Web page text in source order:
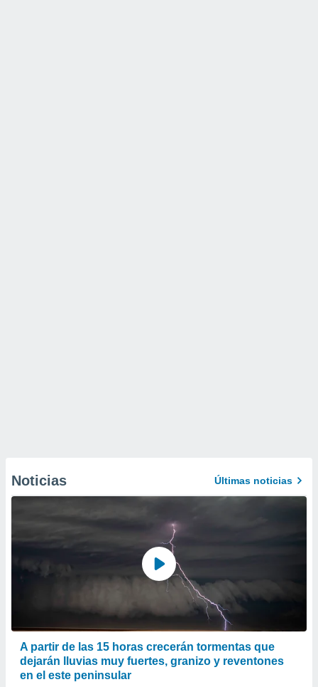
Noticias Últimas noticias
A partir de las 15 horas crecerán tormentas que
dejarán lluvias muy fuertes, granizo y reventones
en el este peninsular